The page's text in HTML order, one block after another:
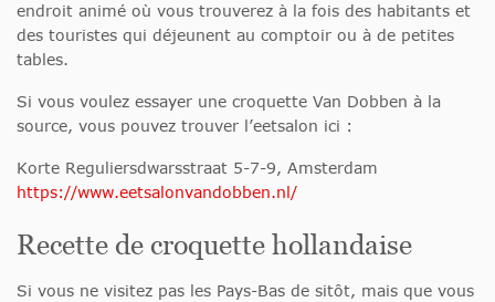
endroit animé où vous trouverez à la fois des habitants et
des touristes qui déjeunent au comptoir ou à de petites
tables.
Si vous voulez essayer une croquette Van Dobben à la
source, vous pouvez trouver l’eetsalon ici :
Korte Reguliersdwarsstraat 5-7-9, Amsterdam
https://www.eetsalonvandobben.nl/
Recette de croquette hollandaise
Si vous ne visitez pas les Pays-Bas de sitôt, mais que vous